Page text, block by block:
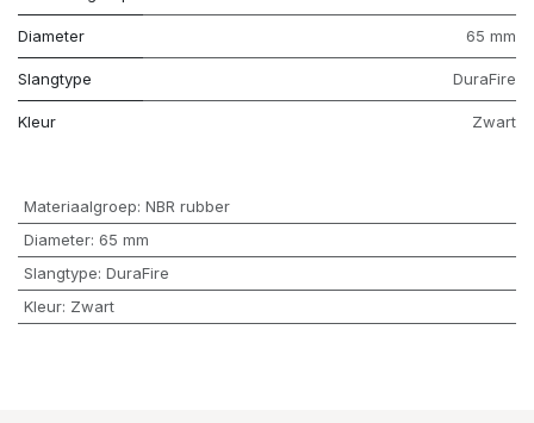
Diameter 65 mm
Slangtype DuraFire
Kleur Zwart
Materiaalgroep: NBR rubber
Diameter: 65 mm
Slangtype: DuraFire
Kleur: Zwart